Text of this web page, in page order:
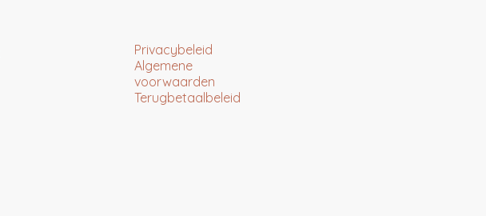
Privacybeleid
Algemene
voorwaarden
Terugbetaalbeleid